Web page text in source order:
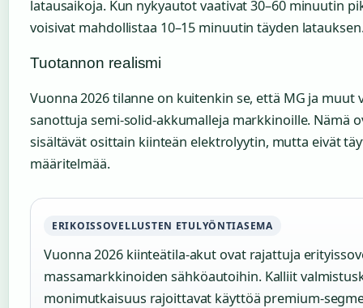
latausaikoja. Kun nykyautot vaativat 30–60 minuutin
voisivat mahdollistaa 10–15 minuutin täyden
Tuotannon realismi
Vuonna 2026 tilanne on kuitenkin se, että MG ja
sanottuja semi-solid-akkumalleja markkinoille. Nämä
sisältävät osittain kiinteän elektrolyytin, mutta eivät
määritelmää.
ERIKOISSOVELLUSTEN ETULYÖNTIASEMA
Vuonna 2026 kiinteätila-akut ovat rajattuja
massamarkkinoiden sähköautoihin. Kalliit
monimutkaisuus rajoittavat käyttöä premium-